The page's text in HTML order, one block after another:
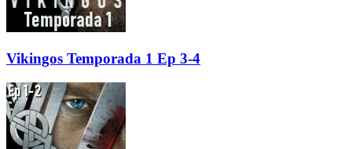
Vikingos Temporada 1 Ep 3-4